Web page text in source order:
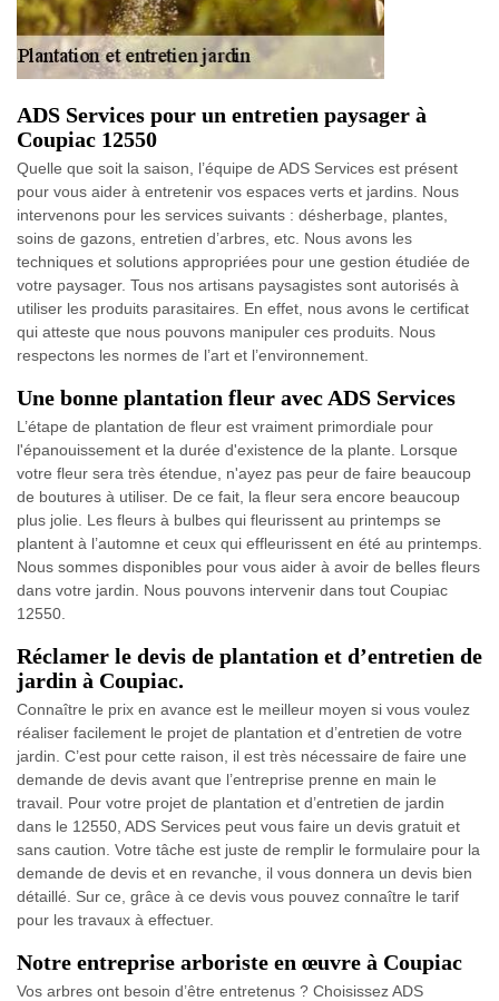
ADS Services pour un entretien paysager à
Coupiac 12550
Quelle que soit la saison, l’équipe de ADS Services est présent
pour vous aider à entretenir vos espaces verts et jardins. Nous
intervenons pour les services suivants : désherbage, plantes,
soins de gazons, entretien d’arbres, etc. Nous avons les
techniques et solutions appropriées pour une gestion étudiée de
votre paysager. Tous nos artisans paysagistes sont autorisés à
utiliser les produits parasitaires. En effet, nous avons le certificat
qui atteste que nous pouvons manipuler ces produits. Nous
respectons les normes de l’art et l’environnement.
Une bonne plantation fleur avec ADS Services
L’étape de plantation de fleur est vraiment primordiale pour
l'épanouissement et la durée d'existence de la plante. Lorsque
votre fleur sera très étendue, n'ayez pas peur de faire beaucoup
de boutures à utiliser. De ce fait, la fleur sera encore beaucoup
plus jolie. Les fleurs à bulbes qui fleurissent au printemps se
plantent à l’automne et ceux qui effleurissent en été au printemps.
Nous sommes disponibles pour vous aider à avoir de belles fleurs
dans votre jardin. Nous pouvons intervenir dans tout Coupiac
12550.
Réclamer le devis de plantation et d’entretien de
jardin à Coupiac.
Connaître le prix en avance est le meilleur moyen si vous voulez
réaliser facilement le projet de plantation et d’entretien de votre
jardin. C’est pour cette raison, il est très nécessaire de faire une
demande de devis avant que l’entreprise prenne en main le
travail. Pour votre projet de plantation et d’entretien de jardin
dans le 12550, ADS Services peut vous faire un devis gratuit et
sans caution. Votre tâche est juste de remplir le formulaire pour la
demande de devis et en revanche, il vous donnera un devis bien
détaillé. Sur ce, grâce à ce devis vous pouvez connaître le tarif
pour les travaux à effectuer.
Notre entreprise arboriste en œuvre à Coupiac
Vos arbres ont besoin d’être entretenus ? Choisissez ADS